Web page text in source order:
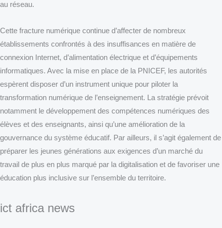
au réseau.
Cette fracture numérique continue d’affecter de nombreux
établissements confrontés à des insuffisances en matière de
connexion Internet, d’alimentation électrique et d’équipements
informatiques. Avec la mise en place de la PNICEF, les autorités
espèrent disposer d’un instrument unique pour piloter la
transformation numérique de l’enseignement. La stratégie prévoit
notamment le développement des compétences numériques des
élèves et des enseignants, ainsi qu’une amélioration de la
gouvernance du système éducatif. Par ailleurs, il s’agit également de
préparer les jeunes générations aux exigences d’un marché du
travail de plus en plus marqué par la digitalisation et de favoriser une
éducation plus inclusive sur l’ensemble du territoire.
ict africa news